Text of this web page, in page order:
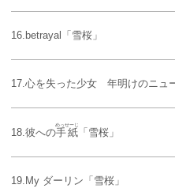
16.betrayal「雪桜」
17.心を失った少女 年明けのニュ
18.彼への手紙
めっせーじ
「雪桜」
19.My ダーリン「雪桜」